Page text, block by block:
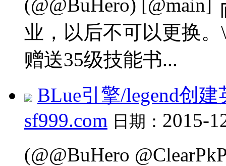
(@@BuHero)
业，以后不可以更换
赠送35级技能书...
BLue引擎/legend创
sf999.com 日期： 2015-
(@@BuHero